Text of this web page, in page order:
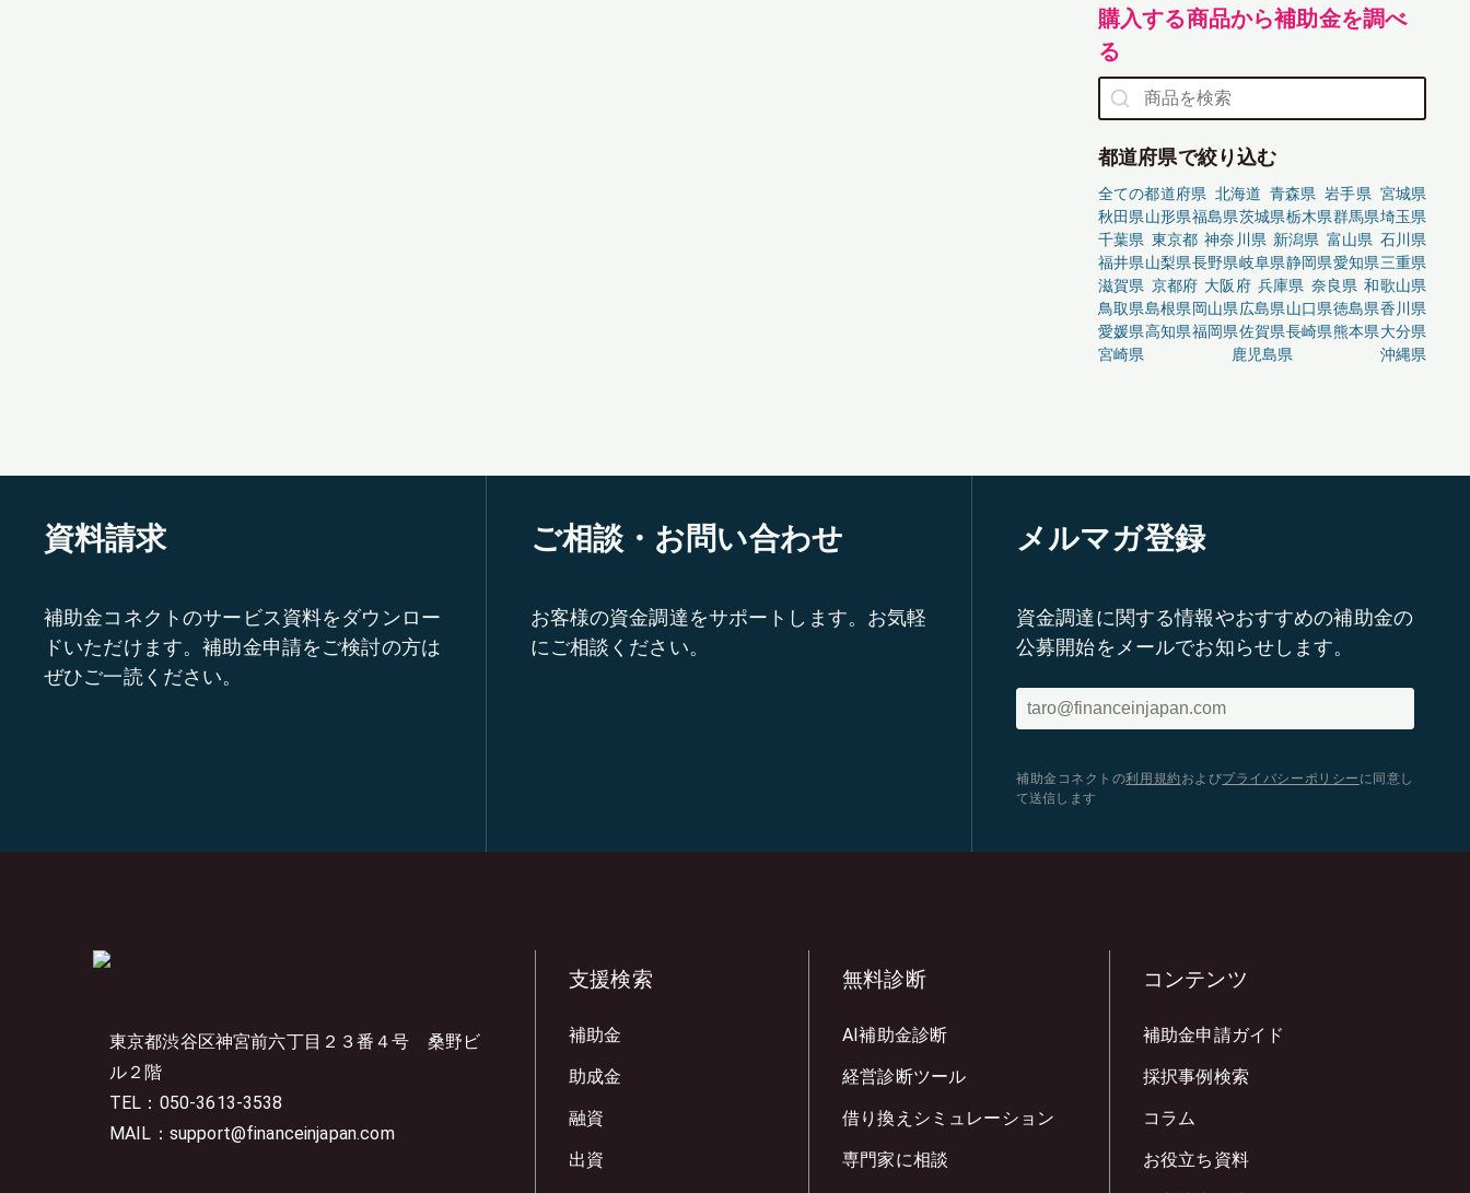
購入する商品から補助金を調べ
る
都道府県で絞り込む
全ての都道府県 北海道 青森県 岩手県 宮城県
秋田県山形県福島県茨城県栃木県群馬県埼玉県
千葉県 東京都 神奈川県 新潟県 富山県 石川県
福井県山梨県長野県岐阜県静岡県愛知県三重県
滋賀県 京都府 大阪府 兵庫県 奈良県 和歌山県
鳥取県島根県岡山県広島県山口県徳島県香川県
愛媛県高知県福岡県佐賀県長崎県熊本県大分県
宮崎県
鹿児島県 沖縄県
資料請求
補助金コネクトのサービス資料をダウンロー
ドいただけます。補助金申請をご検討の方は
ぜひご一読ください。
ご相談・お問い合わせ
お客様の資金調達をサポートします。お気軽
にご相談ください。
メルマガ登録
資金調達に関する情報やおすすめの補助金の
公募開始をメールでお知らせします。
補助金コネクトの利用規約 およびプライバシーポリシー に同意し
て送信します
東京都渋谷区神宮前六丁目２３番４号 桑野ビ
ル２階
TEL：050-3613-3538
MAIL：support@financeinjapan.com
支援検索
補助金
助成金
融資
出資
無料診断
AI補助金診断
経営診断ツール
借り換えシミュレーション
専門家に相談
コンテンツ
補助金申請ガイド
採択事例検索
コラム
お役立ち資料